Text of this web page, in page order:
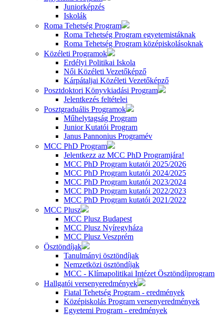
Juniorképzés
Iskolák
Roma Tehetség Program
Roma Tehetség Program egyetemistáknak
Roma Tehetség Program középiskolásoknak
Közéleti Programok
Erdélyi Politikai Iskola
Női Közéleti Vezetőképző
Kárpátaljai Közéleti Vezetőképző
Posztdoktori Könyvkiadási Program
Jelentkezés feltételei
Posztgraduális Programok
Műhelytagság Program
Junior Kutatói Program
Janus Pannonius Programév
MCC PhD Program
Jelentkezz az MCC PhD Programjára!
MCC PhD Program kutatói 2025/2026
MCC PhD Program kutatói 2024/2025
MCC PhD Program kutatói 2023/2024
MCC PhD Program kutatói 2022/2023
MCC PhD Program kutatói 2021/2022
MCC Plusz
MCC Plusz Budapest
MCC Plusz Nyíregyháza
MCC Plusz Veszprém
Ösztöndíjak
Tanulmányi ösztöndíjak
Nemzetközi ösztöndíjak
MCC - Klímapolitikai Intézet Ösztöndíjprogram
Hallgatói versenyeredmények
Fiatal Tehetség Program - eredmények
Középiskolás Program versenyeredmények
Egyetemi Program - eredmények